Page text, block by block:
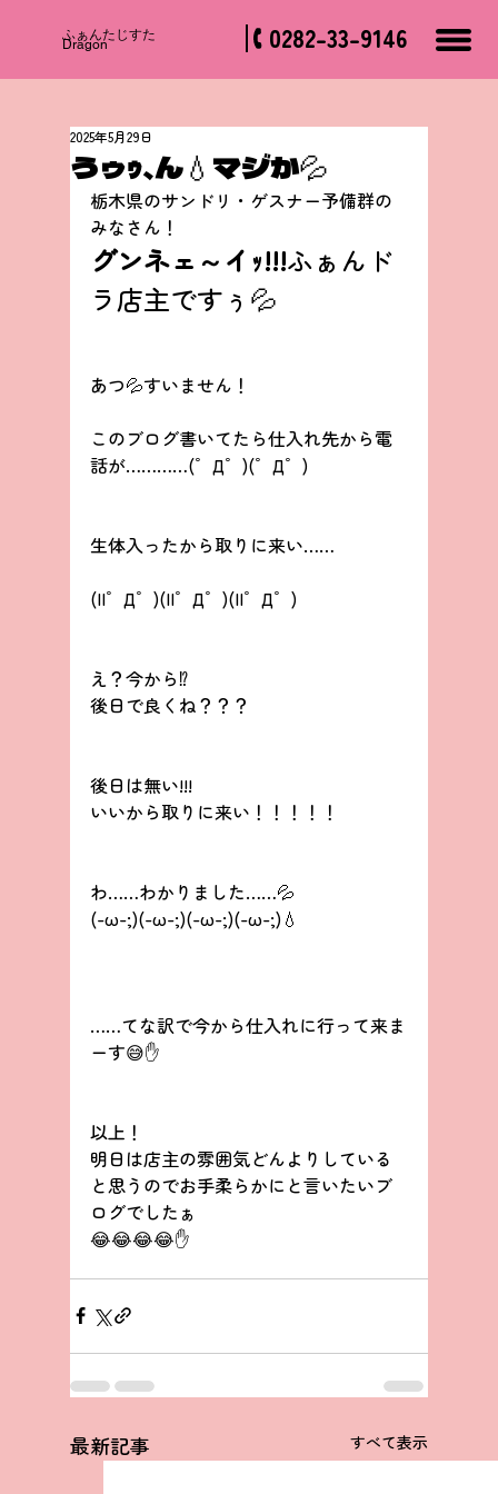
​ふぁんたじすた
Dragon 0282-33-9146
うゥｩ、ん💧マジか💦
2025年5月29日
栃木県のサンドリ・ゲスナー予備群の
みなさん！
グンネェ～イｯ!!!ふぁんド
ラ店主ですぅ💦
あつ💦すいません！
このブログ書いてたら仕入れ先から電
話が…………(゜Д゜)(゜Д゜)
生体入ったから取りに来い……
(||゜Д゜)(||゜Д゜)(||゜Д゜)
え？今から⁉️
後日で良くね？？？
後日は無い!!!
いいから取りに来い！！！！！
わ……わかりました……💦
(-ω-;)(-ω-;)(-ω-;)(-ω-;)💧
……てな訳で今から仕入れに行って来ま
ーす😅✋
以上！
明日は店主の雰囲気どんよりしている
と思うのでお手柔らかにと言いたいブ
ログでしたぁ
😂😂😂😂✋
最新記事 すべて表示